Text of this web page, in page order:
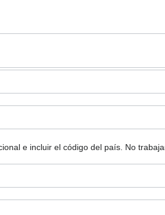
e incluir el código del país. No